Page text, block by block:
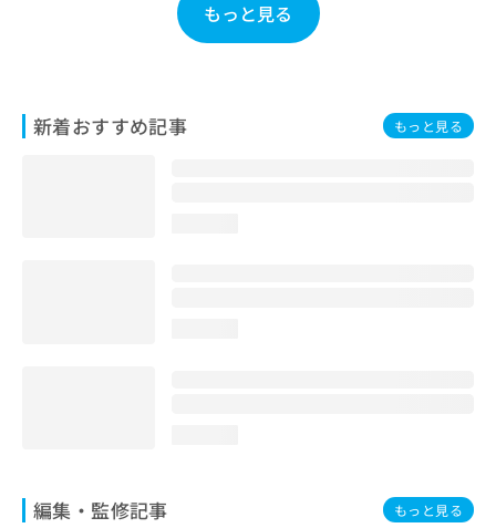
もっと見る
新着おすすめ記事 もっと見る
編集・監修記事 もっと見る
せ